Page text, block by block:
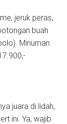
jeruk peras,
buah
Minuman
juara di lidah,
ini. Ya, wajib